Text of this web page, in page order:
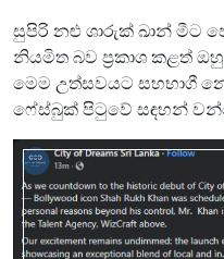
සුපිරි නළු ශාරුක් ඛාන් මීට
නියමිත බව ප්‍රකාශ කළත්
මෙම උත්සවයට සහභාගී
ෆේස්බුක් පිටුවේ සඳහන්